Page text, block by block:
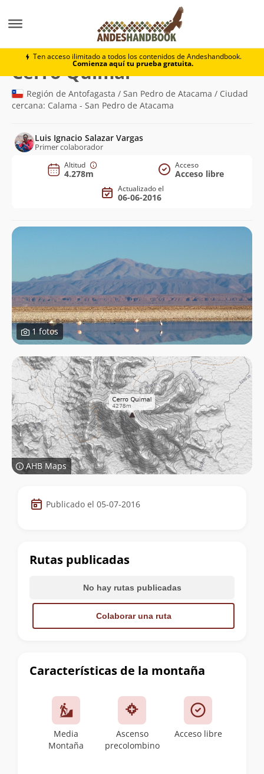
Ten acceso ilimitado a todos los contenidos de Andeshandbook.
Comienza aquí tu prueba gratuita.
Cerro Quimal
Cerro Quimal(4.278m)
Región de Antofagasta / San Pedro de Atacama / Ciudad
cercana: Calama - San Pedro de Atacama
Luis Ignacio Salazar Vargas
Primer colaborador
Altitud
4.278m
Acceso
Acceso libre
Actualizado el
06-06-2016
1 fotos
AHB Maps
Datos
de
cumbre
Publicado el 05-07-2016
Características de la montaña
Media
Montaña
Ascenso
precolombino
Acceso libre
Rutas publicadas
No hay rutas publicadas
Colaborar una ruta